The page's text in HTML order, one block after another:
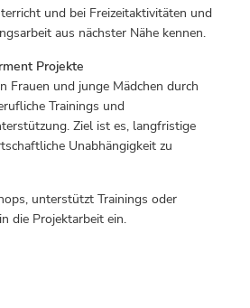
und bei Freizeitaktivitäten und
aus nächster Nähe kennen.
Projekte
Frauen und junge Mädchen durch
Trainings und
Ziel ist es, langfristige
Unabhängigkeit zu
unterstützt Trainings oder
die Projektarbeit ein.